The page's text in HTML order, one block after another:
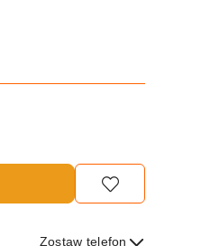
Zostaw telefon